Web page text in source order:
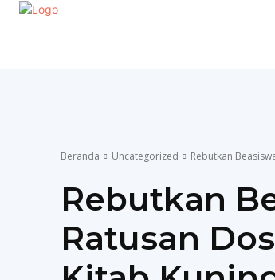
Beranda Uncategorized Rebutkan
Rebutkan
Ratusan